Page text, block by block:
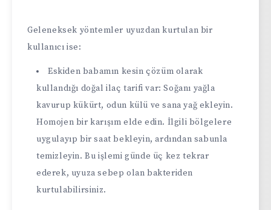
Geleneksek yöntemler uyuzdan kurtulan bir
kullanıcı ise:
Eskiden babamın kesin çözüm olarak
kullandığı doğal ilaç tarifi var: Soğanı yağla
kavurup kükürt, odun külü ve sana yağ ekleyin.
Homojen bir karışım elde edin. İlgili bölgelere
uygulayıp bir saat bekleyin, ardından sabunla
temizleyin. Bu işlemi günde üç kez tekrar
ederek, uyuza sebep olan bakteriden
kurtulabilirsiniz.